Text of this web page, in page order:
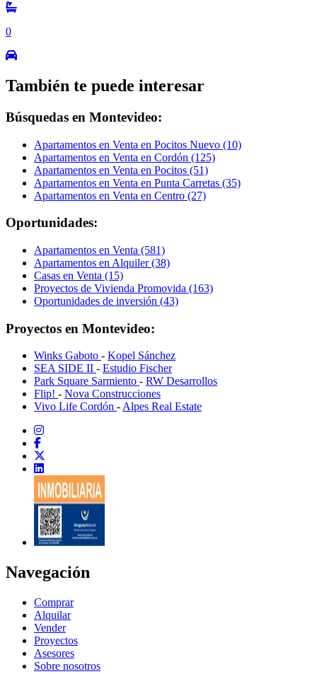
0
También te puede interesar
Búsquedas en Montevideo:
Apartamentos en Venta en Pocitos Nuevo (10)
Apartamentos en Venta en Cordón (125)
Apartamentos en Venta en Pocitos (51)
Apartamentos en Venta en Punta Carretas (35)
Apartamentos en Venta en Centro (27)
Oportunidades:
Apartamentos en Venta (581)
Apartamentos en Alquiler (38)
Casas en Venta (15)
Proyectos de Vivienda Promovida (163)
Oportunidades de inversión (43)
Proyectos en Montevideo:
Winks Gaboto - Kopel Sánchez
SEA SIDE II - Estudio Fischer
Park Square Sarmiento - RW Desarrollos
Flip! - Nova Construcciones
Vivo Life Cordón -Alpes Real Estate
Navegación
Comprar
Alquilar
Vender
Proyectos
Asesores
Sobre nosotros